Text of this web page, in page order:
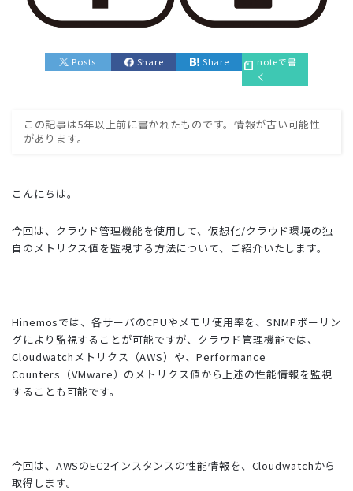
Posts Share Share
noteで書
く
この記事は5年以上前に書かれたものです。情報が古い可能性
があります。
こんにちは。
今回は、クラウド管理機能を使用して、仮想化/クラウド環境の独
自のメトリクス値を監視する方法について、ご紹介いたします。
Hinemosでは、各サーバのCPUやメモリ使用率を、SNMPポーリン
グにより監視することが可能ですが、クラウド管理機能では、
Cloudwatchメトリクス（AWS）や、Performance
Counters（VMware）のメトリクス値から上述の性能情報を監視
することも可能です。
今回は、AWSのEC2インスタンスの性能情報を、Cloudwatchから
取得します。